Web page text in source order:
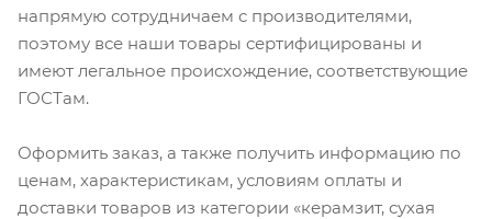
напрямую сотрудничаем с производителями,
поэтому все наши товары сертифицированы и
имеют легальное происхождение, соответствующие
ГОСТам.
Оформить заказ, а также получить информацию по
ценам, характеристикам, условиям оплаты и
доставки товаров из категории «керамзит, сухая